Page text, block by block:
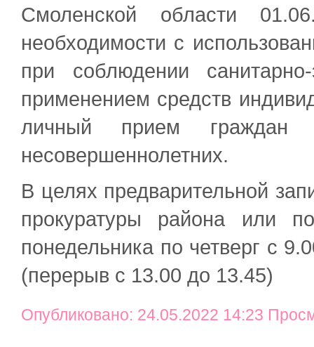
Смоленской области
необходимости с
при соблюдении
применением средств
личный прием граждан
несовершеннолетних.
В целях предварительной
прокуратуры района или
понедельника по четверг с
(перерыв с 13.00 до 13.45)
Опубликовано: 24.05.2022 14:23